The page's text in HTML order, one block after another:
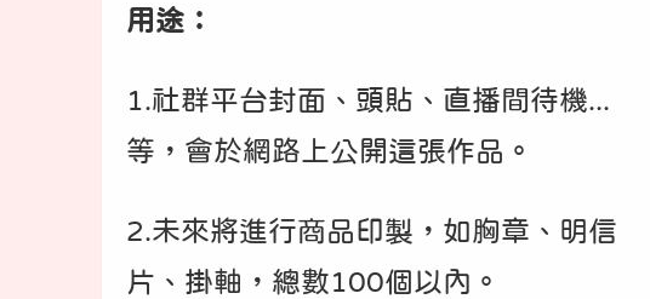
用途：
1.社群平台封面、頭貼、直播間待機...
等，會於網路上公開這張作品。
2.未來將進行商品印製，如胸章、明信
片、掛軸，總數100個以內。